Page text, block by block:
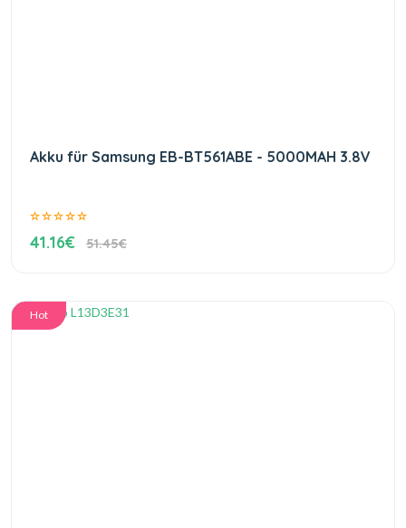
Akku für Samsung EB-BT561ABE - 5000MAH 3.8V
41.16€ 51.45€
Hot